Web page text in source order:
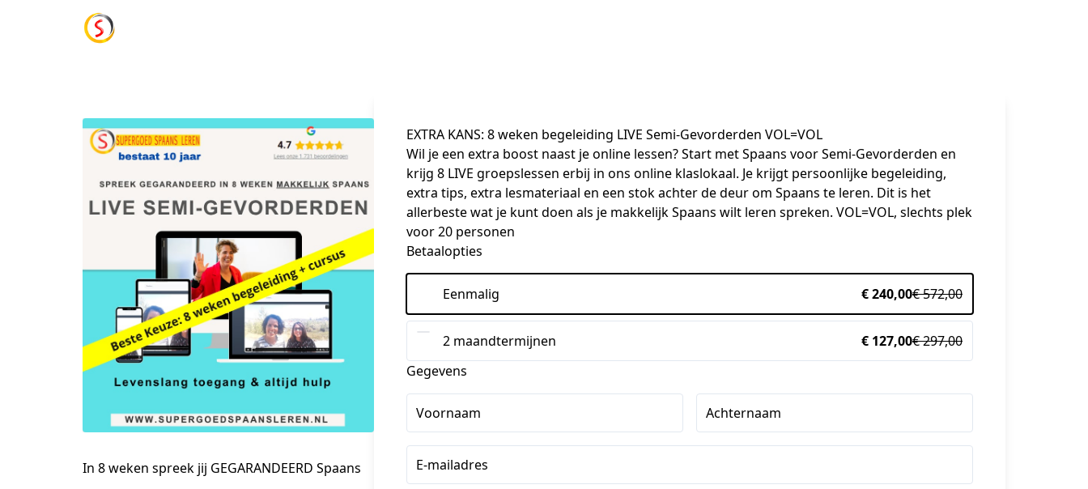
In 8 weken spreek jij GEGARANDEERD Spaans
EXTRA KANS: 8 weken begeleiding LIVE Semi-Gevorderden VOL=VOL
Wil je een extra boost naast je online lessen? Start met Spaans voor Semi-Gevorderden en
krijg 8 LIVE groepslessen erbij in ons online klaslokaal. Je krijgt persoonlijke begeleiding,
extra tips, extra lesmateriaal en een stok achter de deur om Spaans te leren. Dit is het
allerbeste wat je kunt doen als je makkelijk Spaans wilt leren spreken. VOL=VOL, slechts plek
voor 20 personen
Betaalopties
Eenmalig € 240,00€ 572,00
2 maandtermijnen € 127,00€ 297,00
Gegevens
Voornaam Achternaam
E-mailadres